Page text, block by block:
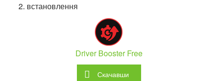
встановлення
Driver Booster Free
Скачавши